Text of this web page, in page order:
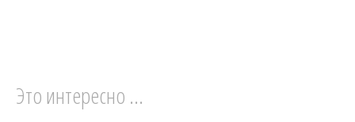
Это интересно ...